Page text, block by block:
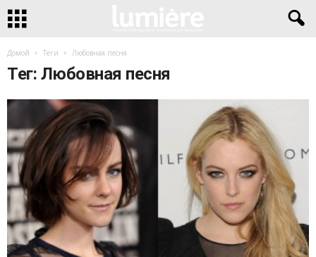
Домой Теги Любовная песня
Тег: Любовная песня